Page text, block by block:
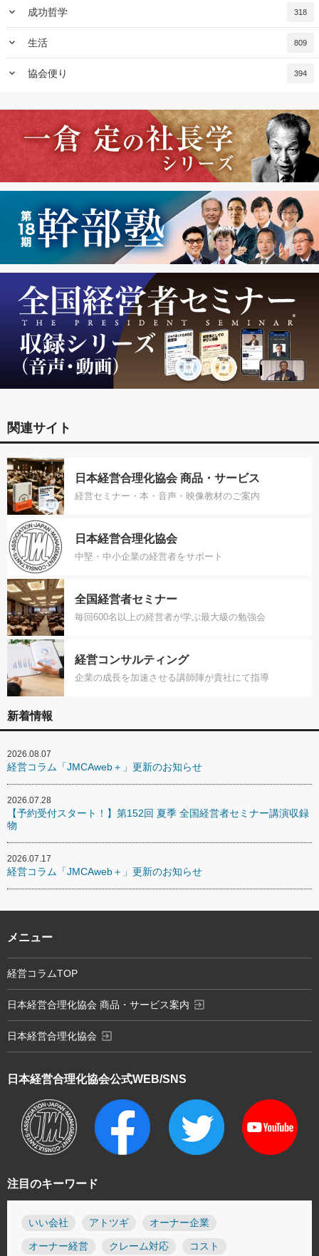
keyboard_arrow_down 成功哲学 318
keyboard_arrow_down 生活 809
keyboard_arrow_down 協会便り 394
関連サイト
日本経営合理化協会 商品・サービス
経営セミナー・本・音声・映像教材のご案内
日本経営合理化協会
中堅・中小企業の経営者をサポート
全国経営者セミナー
毎回600名以上の経営者が学ぶ最大級の勉強会
経営コンサルティング
企業の成長を加速させる講師陣が貴社にて指導
新着情報
2026.08.07
経営コラム「JMCAweb＋」更新のお知らせ
2026.07.28
【予約受付スタート！】第152回 夏季 全国経営者セミナー講演収録
物
2026.07.17
経営コラム「JMCAweb＋」更新のお知らせ
注目のキーワード
いい会社 アトツギ オーナー企業
オーナー経営 クレーム対応 コスト
日本経営合理化協会公式WEB/SNS
メニュー
経営コラムTOP
日本経営合理化協会 商品・サービス案内 exit_to_app
日本経営合理化協会 exit_to_app